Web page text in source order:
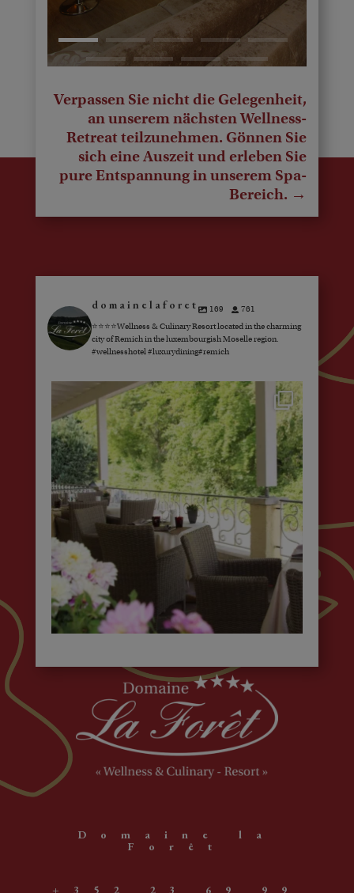
Verpassen Sie nicht die Gelegenheit,
an unserem nächsten Wellness-
Retreat teilzunehmen. Gönnen Sie
sich eine Auszeit und erleben Sie
pure Entspannung in unserem Spa-
Bereich. →
domainelaforet 169
761
⭐️⭐️⭐️⭐️Wellness & Culinary Resort located in the charming
city of Remich in the luxembourgish Moselle region.
#wellnesshotel #luxurydining#remich
Domaine la
Forêt
+352 23 69 99